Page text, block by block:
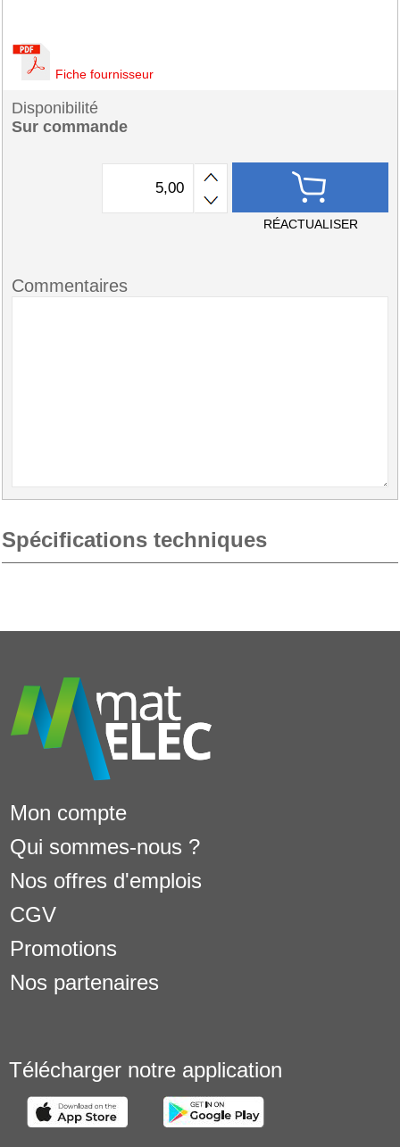
Fiche fournisseur
Disponibilité
Sur commande
RÉACTUALISER
Commentaires
Spécifications techniques
Mon compte
Qui sommes-nous ?
Nos offres d'emplois
CGV
Promotions
Nos partenaires
Télécharger notre application